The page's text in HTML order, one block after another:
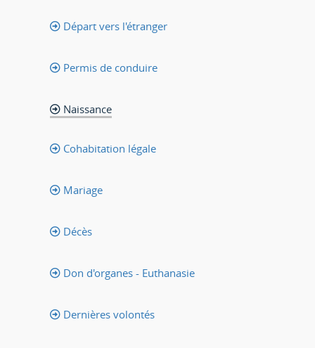
Départ vers l'étranger
Permis de conduire
Naissance
Cohabitation légale
Mariage
Décès
Don d'organes - Euthanasie
Dernières volontés